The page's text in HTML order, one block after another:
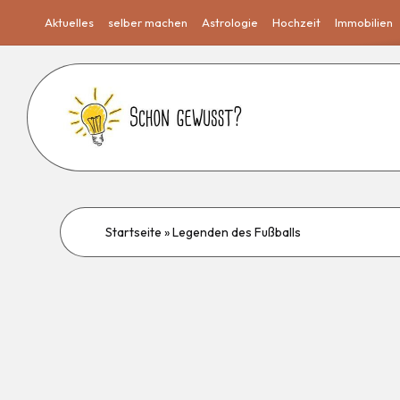
Aktuelles selber machen Astrologie Hochzeit Immobilien
Startseite »Legenden des Fußballs